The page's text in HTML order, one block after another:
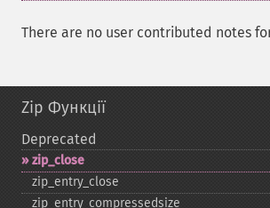
There are no user contributed notes
Zip Функції
Deprecated
zip_​close
zip_​entry_​close
zip_​entry_​compressedsize